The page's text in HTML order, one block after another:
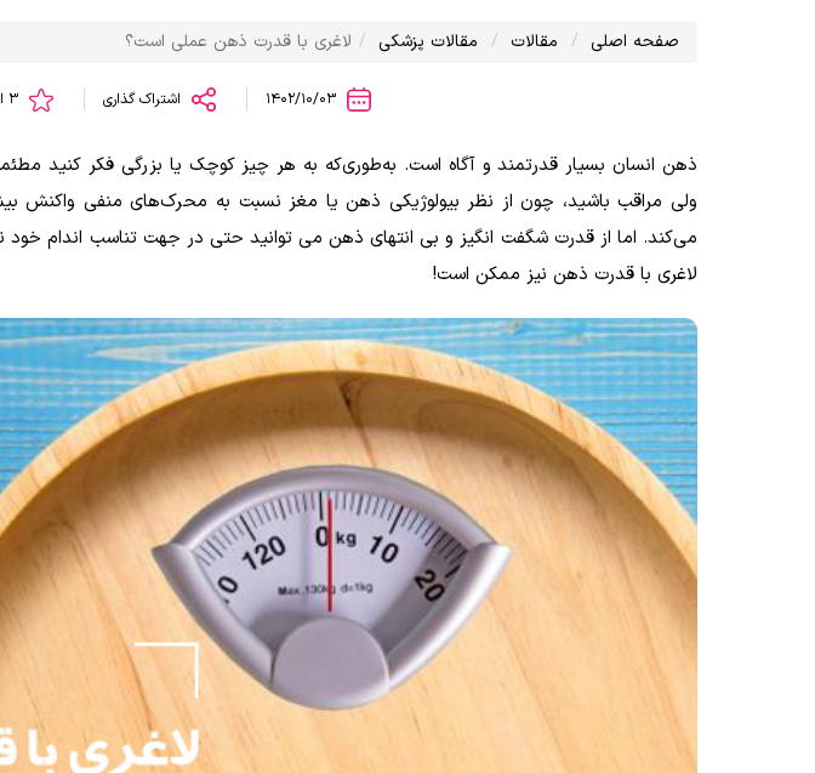
صفحه اصلی مقالات مقالات پزشکی لاغری با قدرت ذهن عملی است؟
اشتراک گذاری
ذهن انسان بسیار قدرتمند و آگاه است. به‌طوری‌که به هر چیز کوچک یا بزرگی فکر کنید
ولی مراقب باشید، چون از نظر بیولوژیکی ذهن یا مغز نسبت به محرک‌های منفی واکنش
می‌کند. اما از قدرت شگفت انگیز و بی انتهای ذهن می توانید حتی در جهت تناسب اندام خود
لاغری با قدرت ذهن نیز ممکن است!